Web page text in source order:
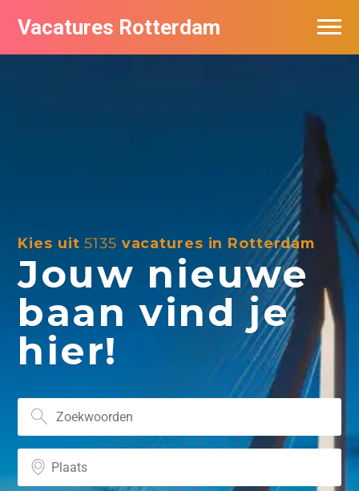
Vacatures Rotterdam
Kies uit5135 vacatures in Rotterdam
Jouw nieuwe
baan vind je
hier!
Vacatures per bedrijf